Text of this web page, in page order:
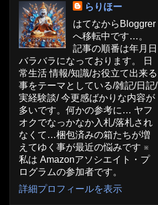
らりほー
はてなからBloggrer
へ移転中です…。
記事の順番は年月日
バラバラになっております。 日
常生活 情報/知識/お役立て出来る
事をテーマとしている/雑記/日記/
実経験談/ 今更感ばかりな内容が
多いです。何かの参考に… ヤフ
オクでなっかなか入札/落札され
なくて…梱包済みの箱たちが増
えてゆく事が最近の悩みです ※
私は Amazonアソシエイト・プ
ログラムの参加者です。
詳細プロフィールを表示